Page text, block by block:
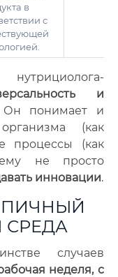
в
с
и
понимает и
(как
процессы (как
ему не просто
инновации.
СРЕДА
случаев
неделя, с